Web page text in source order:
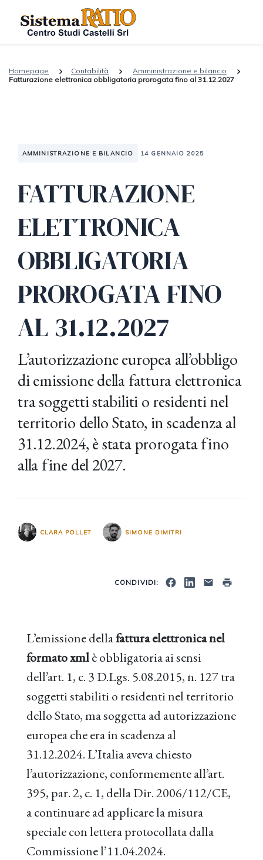
Homepage Contabilità
Amministrazione e bilancio
Fatturazione elettronica obbligatoria prorogata fino al 31.12.2027
AMMINISTRAZIONE E BILANCIO 14 GENNAIO 2025
FATTURAZIONE
ELETTRONICA
OBBLIGATORIA
PROROGATA FINO
AL 31.12.2027
L’autorizzazione europea all’obbligo
di emissione della fattura elettronica
tra soggetti stabiliti o residenti nel
territorio dello Stato, in scadenza al
31.12.2024, è stata prorogata fino
alla fine del 2027.
CLARA POLLET SIMONE DIMITRI
CONDIVIDI:
L’emissione dellafattura elettronica nel
formato xmlè obbligatoria ai sensi
dell’art. 1, c. 3 D.Lgs. 5.08.2015, n. 127 tra
soggetti stabiliti o residenti nel territorio
dello Stato, ma soggetta ad autorizzazione
europea che era in scadenza al
31.12.2024. L’Italia aveva chiesto
l’autorizzazione, conformemente all’art.
395, par. 2, c. 1, della Dir. 2006/112/CE,
a continuare ad applicare la misura
speciale con lettera protocollata dalla
Commissione l’11.04.2024.